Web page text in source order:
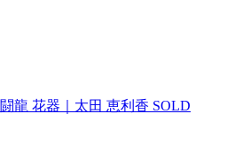
闘龍 花器｜太田 恵利香 SOLD